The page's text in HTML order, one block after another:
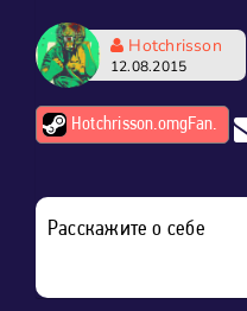
Hotchrisson
12.08.2015
Hotchrisson.omgFan.
Расскажите о себе